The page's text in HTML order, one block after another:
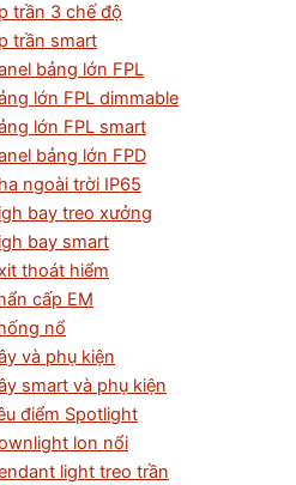
trần 3 chế độ
trần smart
bảng lớn FPL
lớn FPL dimmable
lớn FPL smart
bảng lớn FPD
ngoài trời IP65
bay treo xưởng
bay smart
thoát hiểm
cấp EM
nổ
và phụ kiện
smart và phụ kiện
điểm Spotlight
lon nổi
light treo trần